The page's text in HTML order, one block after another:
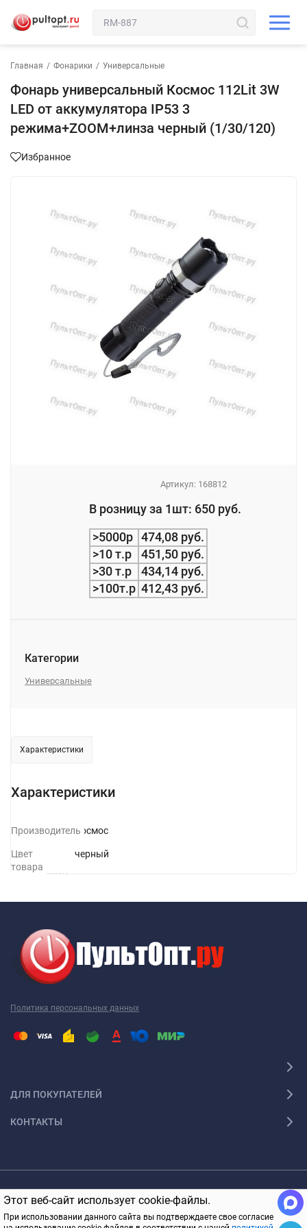
Этот веб-сайт использует cookie-файлы.
При использовании данного сайта вы подтверждаете свое согласие
Главная / Фонарики / Универсальные
Фонарь универсальный Космос 112Lit 3W
LED от аккумулятора IP53 3
режима+ZOOM+линза черный (1/30/120)
Избранное
Артикул: 168812
В розницу за 1шт: 650 руб.
>5000р 474,08 руб.
>10 т.р
451,50 руб.
>30 т.р
434,14 руб.
>100т.р 412,43 руб.
В КОРЗИНУ
Категории
Универсальные
Характеристики
Характеристики
ПроизводительКосмос
Цвет
товара
черный
Политика персональных данных
ДЛЯ ПОКУПАТЕЛЕЙ
КОНТАКТЫ
© 2005-2026 ПультОпт.ру Все права защищены